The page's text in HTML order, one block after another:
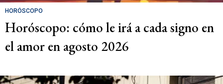
HORÓSCOPO
Horóscopo: cómo le irá a cada signo en
el amor en agosto 2026